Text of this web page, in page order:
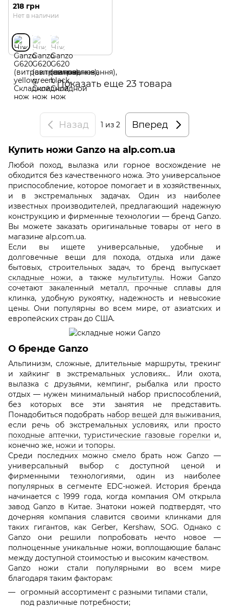
218 грн
Нет в наличии
Показать еще 23 товара
Назад 1 из 2 Вперед
Купить ножи Ganzo на alp.com.ua
Любой поход, вылазка или горное восхождение не
обходится без качественного ножа. Это универсальное
приспособление, которое помогает и в хозяйственных,
и в экстремальных задачах. Один из наиболее
известных производителей, предлагающий надежную
конструкцию и фирменные технологии — бренд Ganzo.
Вы можете заказать оригинальные товары от него в
магазине alp.com.ua.
Если вы ищете универсальные, удобные и
долговечные вещи для похода, отдыха или даже
бытовых, строительных задач, то бренд выпускает
складные ножи, а также мультитулы. Ножи Ganzo
сочетают закаленный металл, прочные сплавы для
клинка, удобную рукоятку, надежность и невысокие
цены. Они популярны во всем мире, от азиатских и
европейских стран до США.
О бренде Ganzо
Альпинизм, сложные, длительные маршруты, трекинг
и хайкинг в экстремальных условиях… Или охота,
вылазка с друзьями, кемпинг, рыбалка или просто
отдых — нужен минимальный набор приспособлений,
без которых все эти занятия не представить.
Понадобиться подобрать набор вещей для выживания,
если речь об экстремальных условиях, или просто
походные аптечки, туристические газовые горелки и,
конечно же, ножи и топоры.
Среди последних можно смело брать нож Ganzo —
универсальный выбор с доступной ценой и
фирменными технологиями, один из наиболее
популярных в сегменте EDC-ножей. История бренда
начинается с 1999 года, когда компания ОМ открыла
завод Ganzo в Китае. Знатоки ножей подтвердят, что
дочерняя компания славится своими клинками для
таких гигантов, как Gerber, Kershaw, SOG. Однако с
Ganzo они решили попробовать нечто новое —
полноценные уникальные ножи, воплощающие баланс
между доступной стоимостью и высоким качеством.
Ganzo ножи стали популярными во всем мире
благодаря таким факторам:
огромный ассортимент с разными типами стали,
под различные потребности;